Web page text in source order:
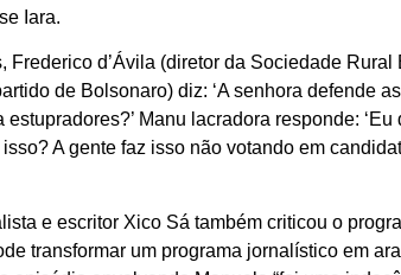
Iara.
Frederico d’Ávila (diretor da Sociedade
de Bolsonaro) diz: ‘A senhora defende
Manu lacradora responde:
A gente faz isso não votando em
e escritor Xico Sá também criticou o
transformar um programa jornalístico em